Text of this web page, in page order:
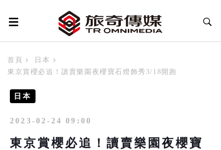
首頁
日本
東京賞櫻必追！讀賣樂園夜櫻寶石燈飾秀3/18開跑
日本
2023-02-24 09:00
東京賞櫻必追！讀賣樂園夜櫻寶